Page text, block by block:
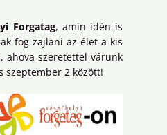
Forgatag, amin idén is
fog zajlani az élet a kis
ahova szeretettel várunk
szeptember 2 között!